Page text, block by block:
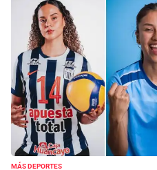
MÁS DEPORTES